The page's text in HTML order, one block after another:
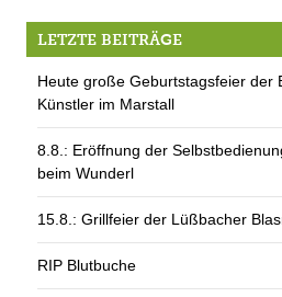
LETZTE BEITRÄGE
Heute große Geburtstagsfeier der
Künstler im Marstall
8.8.: Eröffnung der
beim Wunderl
15.8.: Grillfeier der Lüßbacher
RIP Blutbuche